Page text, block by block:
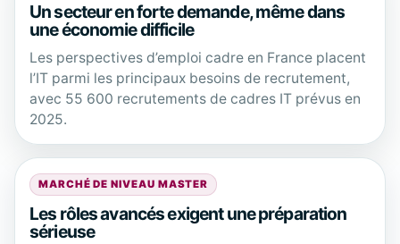
Un secteur en forte demande, même dans
une économie difficile
Les perspectives d’emploi cadre en France placent
l’IT parmi les principaux besoins de recrutement,
avec 55 600 recrutements de cadres IT prévus en
2025.
MARCHÉ DE NIVEAU MASTER
Les rôles avancés exigent une préparation
sérieuse